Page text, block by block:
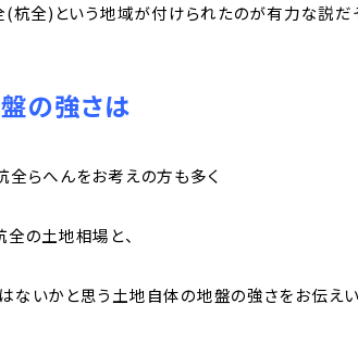
(杭全)という地域が付けられたのが有力な説だ
の強さは
全らへんをお考えの方も多く
の土地相場と、
ないかと思う土地自体の地盤の強さをお伝えい